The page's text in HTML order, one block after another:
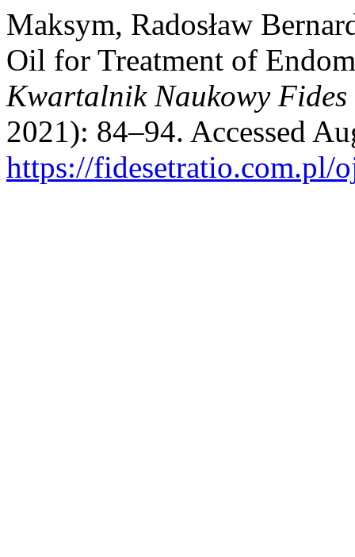
Maksym, Radosław
Oil for Treatment of
Kwartalnik Naukowy Fides
2021): 84–94. Accessed
https://fidesetratio.com.pl/